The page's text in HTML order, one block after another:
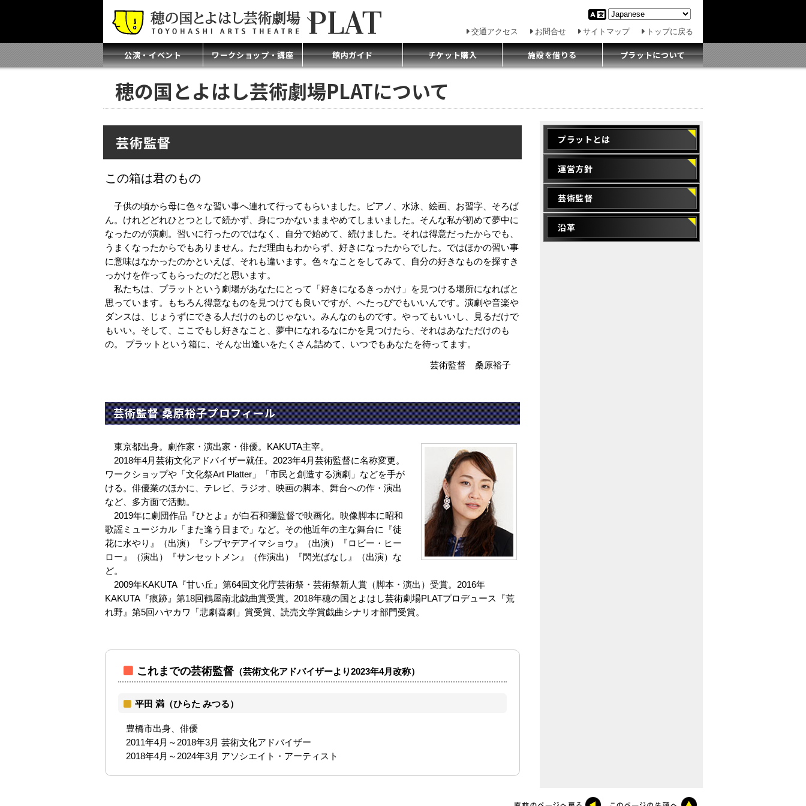
交通アクセス お問合せ サイトマップ トップに戻る
公演・イベント ワークショップ・講座 館内ガイド チケット購入 施設を借りる プラットについて
穂の国とよはし芸術劇場PLATについて
芸術監督
この箱は君のもの
子供の頃から母に色々な習い事へ連れて行ってもらいました。ピアノ、水泳、絵画、お習字、そろば
ん。けれどどれひとつとして続かず、身につかないままやめてしまいました。そんな私が初めて夢中に
なったのが演劇。習いに行ったのではなく、自分で始めて、続けました。それは得意だったからでも、
うまくなったからでもありません。ただ理由もわからず、好きになったからでした。ではほかの習い事
に意味はなかったのかといえば、それも違います。色々なことをしてみて、自分の好きなものを探すき
っかけを作ってもらったのだと思います。
私たちは、プラットという劇場があなたにとって「好きになるきっかけ」を見つける場所になればと
思っています。もちろん得意なものを見つけても良いですが、へたっぴでもいいんです。演劇や音楽や
ダンスは、じょうずにできる人だけのものじゃない。みんなのものです。やってもいいし、見るだけで
もいい。そして、ここでもし好きなこと、夢中になれるなにかを見つけたら、それはあなただけのも
の。 プラットという箱に、そんな出逢いをたくさん詰めて、いつでもあなたを待ってます。
芸術監督 桑原裕子
芸術監督 桑原裕子プロフィール
東京都出身。劇作家・演出家・俳優。KAKUTA主宰。
2018年4月芸術文化アドバイザー就任。2023年4月芸術監督に名称変更。
ワークショップや「文化祭Art Platter」「市民と創造する演劇」などを手が
ける。俳優業のほかに、テレビ、ラジオ、映画の脚本、舞台への作・演出
など、多方面で活動。
2019年に劇団作品『ひとよ』が白石和彌監督で映画化。映像脚本に昭和
歌謡ミュージカル「また逢う日まで」など。その他近年の主な舞台に『徒
花に水やり』（出演）『シブヤデアイマショウ』（出演）『ロビー・ヒー
ロー』（演出）『サンセットメン』（作演出）『閃光ばなし』（出演）な
ど。
2009年KAKUTA『甘い丘』第64回文化庁芸術祭・芸術祭新人賞（脚本・演出）受賞。2016年
KAKUTA『痕跡』第18回鶴屋南北戯曲賞受賞。2018年穂の国とよはし芸術劇場PLATプロデュース『荒
れ野』第5回ハヤカワ「悲劇喜劇」賞受賞、読売文学賞戯曲シナリオ部門受賞。
これまでの芸術監督（芸術文化アドバイザーより2023年4月改称）
平田 満（ひらた みつる）
豊橋市出身、俳優
2011年4月～2018年3月 芸術文化アドバイザー
2018年4月～2024年3月 アソシエイト・アーティスト
プラットとは
運営方針
芸術監督
沿革